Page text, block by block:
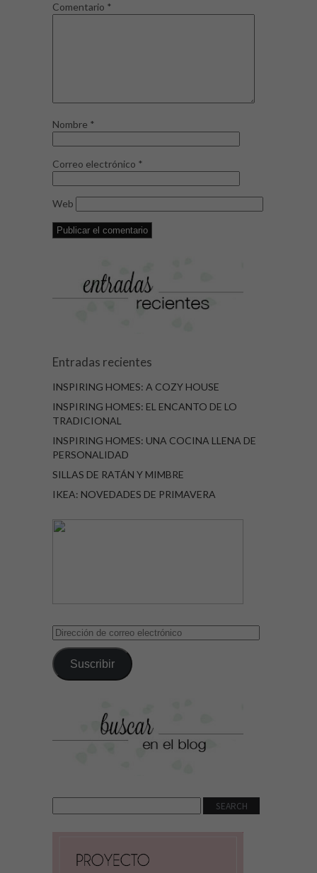
Comentario *
Nombre *
Correo electrónico *
Web
Entradas recientes
INSPIRING HOMES: A COZY HOUSE
INSPIRING HOMES: EL ENCANTO DE LO
TRADICIONAL
INSPIRING HOMES: UNA COCINA LLENA DE
PERSONALIDAD
SILLAS DE RATÁN Y MIMBRE
IKEA: NOVEDADES DE PRIMAVERA
Dirección
de
correo
electrónico
Suscribir